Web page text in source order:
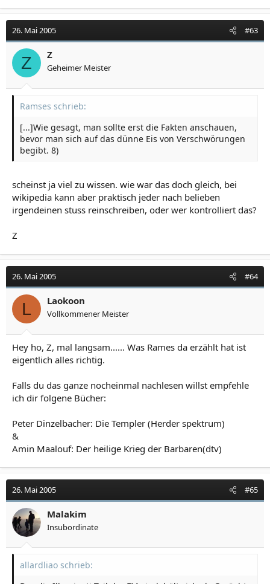
26. Mai 2005 #63
Z Z
Geheimer Meister
Ramses schrieb:
[...]Wie gesagt, man sollte erst die Fakten anschauen,
bevor man sich auf das dünne Eis von Verschwörungen
begibt. 8)
scheinst ja viel zu wissen. wie war das doch gleich, bei
wikipedia kann aber praktisch jeder nach belieben
irgendeinen stuss reinschreiben, oder wer kontrolliert das?
Z
26. Mai 2005 #64
L Laokoon
Vollkommener Meister
Hey ho, Z, mal langsam...... Was Rames da erzählt hat ist
eigentlich alles richtig.
Falls du das ganze nocheinmal nachlesen willst empfehle
ich dir folgene Bücher:
Peter Dinzelbacher: Die Templer (Herder spektrum)
&
Amin Maalouf: Der heilige Krieg der Barbaren(dtv)
26. Mai 2005 #65
Malakim
Insubordinate
allardliao schrieb: